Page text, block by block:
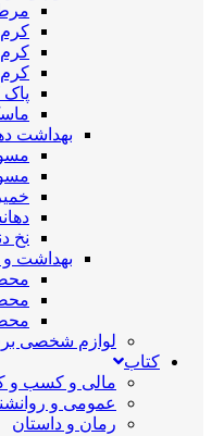
بهداشت
نخ
بهداشت
لوازم شخصی
کتاب
مالی و کسب و
عمومی و
رمان و داستان